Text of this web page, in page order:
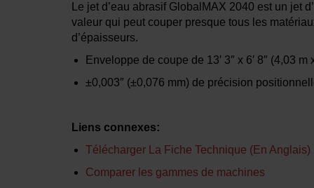
Le jet d’eau abrasif GlobalMAX 2040 est un jet
valeur qui peut couper presque tous les
d’épaisseurs.
Enveloppe de coupe de 13′ 3″ x 6′ 8″ (4,03 m
±0,003″ (±0,076 mm) de précision
Liens connexes:
Télécharger La Fiche Technique (En Anglais)
Comparer les gammes de machines